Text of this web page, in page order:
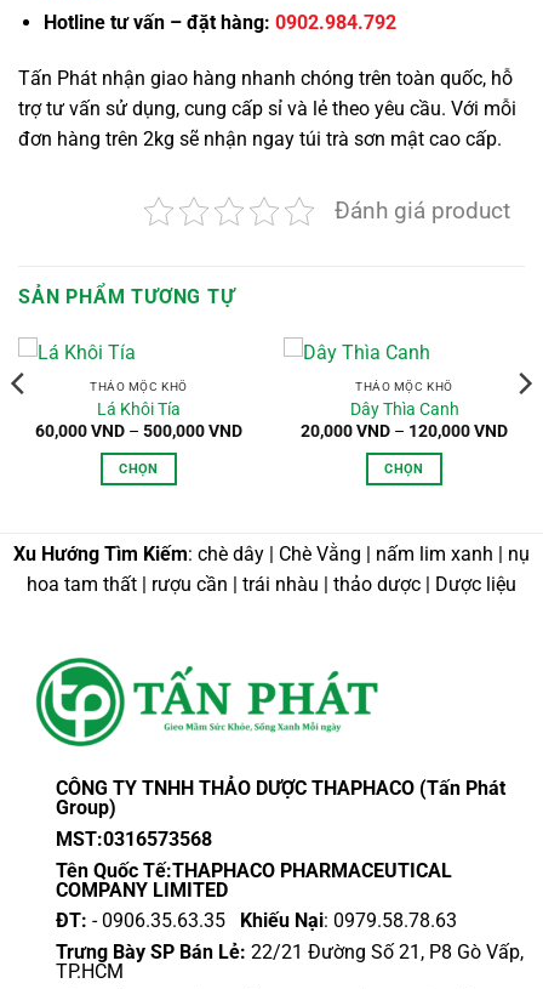
Hotline tư vấn – đặt hàng: 0902.984.792
Tấn Phát nhận giao hàng nhanh chóng trên toàn quốc, hỗ
trợ tư vấn sử dụng, cung cấp sỉ và lẻ theo yêu cầu. Với mỗi
đơn hàng trên 2kg sẽ nhận ngay túi trà sơn mật cao cấp.
Đánh giá product
SẢN PHẨM TƯƠNG TỰ
THẢO MỘC KHÔ
Lá Khôi Tía
60,000VND – 500,000VNDKhoảng
CHỌN
này
có
nhiều
chọn
thể
chọn
trang
phẩm
THẢO MỘC KHÔ
Dây Thìa Canh
20,000VND – 120,000VND
CHỌN
này
nhiều
thể
được
trang
phẩm
Xu Hướng Tìm Kiếm: chè dây | Chè Vằng | nấm lim xanh | nụ
hoa tam thất | rượu cần | trái nhàu | thảo dược | Dược liệu
CÔNG TY TNHH THẢO DƯỢC THAPHACO (Tấn Phát
Group)
MST:0316573568
Tên Quốc Tế:THAPHACO PHARMACEUTICAL
COMPANY LIMITED
ĐT: - 0906.35.63.35 Khiếu Nại: 0979.58.78.63
Trưng Bày SP Bán Lẻ: 22/21 Đường Số 21, P8 Gò Vấp,
TP.HCM